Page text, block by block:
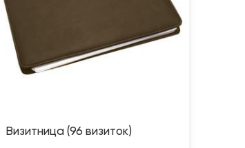
Визитница (96 визиток)